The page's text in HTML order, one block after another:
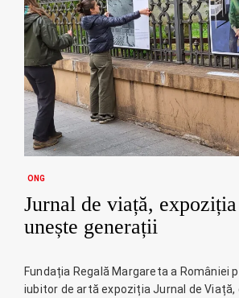
ONG
Jurnal de viață,
unește generații
Fundația Regală Margareta a României
iubitor de artă expoziția Jurnal de Viață,